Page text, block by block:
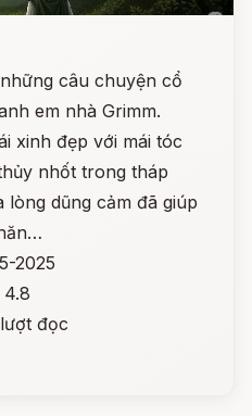
câu chuyện cổ
em nhà Grimm.
xinh đẹp với mái tóc
nhốt trong tháp
dũng cảm đã giúp
2025
4.8
đọc